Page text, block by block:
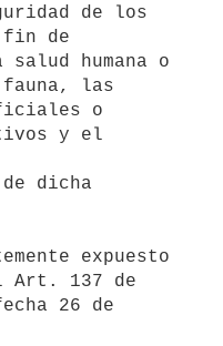
de los
fin de
humana o
las
o
y el
dicha
expuesto
Art. 137 de
26 de